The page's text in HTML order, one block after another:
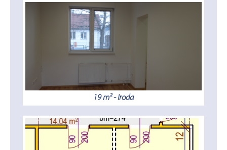
19 m² - Iroda